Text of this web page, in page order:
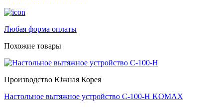
Любая форма оплаты
Похожие товары
Производство Южная Корея
Настольное вытяжное устройство C-100-H KOMAX